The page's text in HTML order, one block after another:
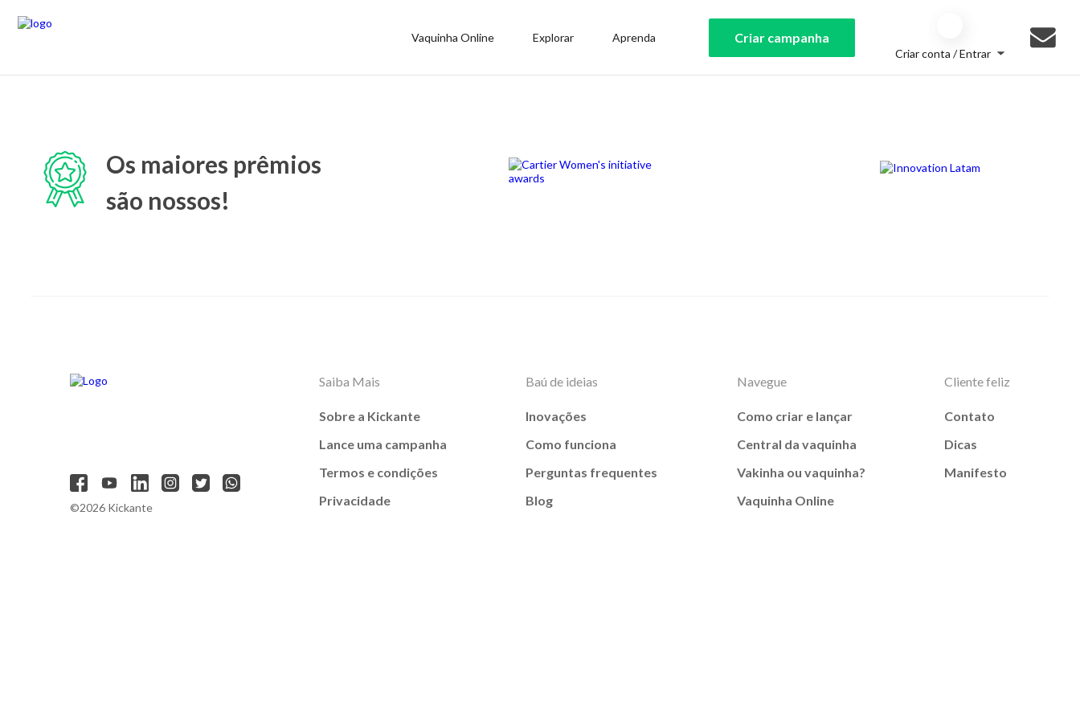
Vaquinha Online Explorar Aprenda Criar campanha
Criar conta / Entrar
Os maiores prêmios
são nossos!
©2026 Kickante
Saiba Mais
Sobre a Kickante
Lance uma campanha
Termos e condições
Privacidade
Baú de ideias
Inovações
Como funciona
Perguntas frequentes
Blog
Navegue
Como criar e lançar
Central da vaquinha
Vakinha ou vaquinha?
Vaquinha Online
Cliente feliz
Contato
Dicas
Manifesto